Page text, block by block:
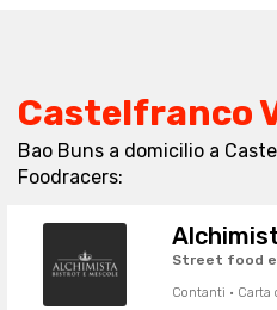
Castelfranco
Bao Buns a domicilio a
Foodracers:
Street food e
Contanti · Carta